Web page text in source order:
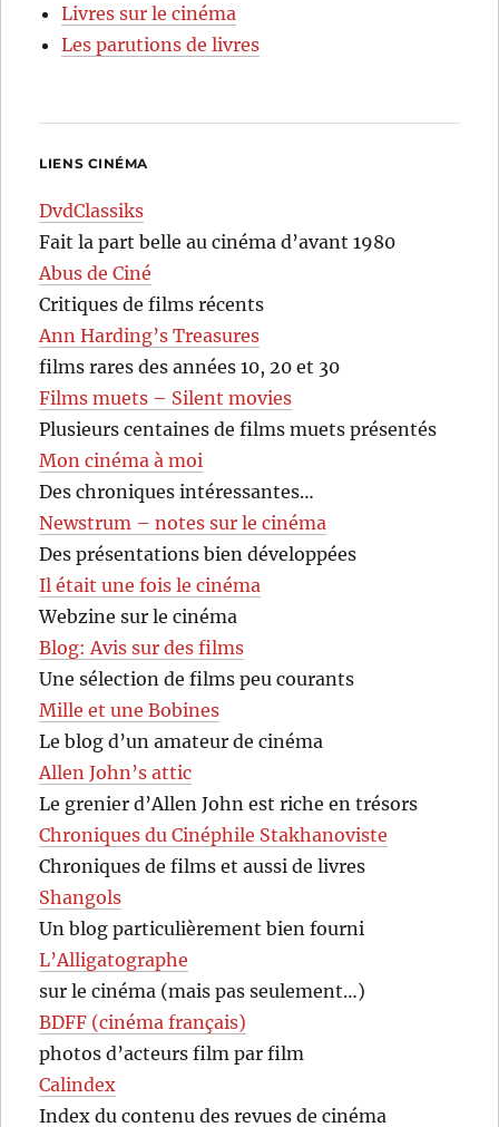
Livres sur le cinéma
Les parutions de livres
LIENS CINÉMA
DvdClassiks
Fait la part belle au cinéma d’avant 1980
Abus de Ciné
Critiques de films récents
Ann Harding’s Treasures
films rares des années 10, 20 et 30
Films muets – Silent movies
Plusieurs centaines de films muets présentés
Mon cinéma à moi
Des chroniques intéressantes…
Newstrum – notes sur le cinéma
Des présentations bien développées
Il était une fois le cinéma
Webzine sur le cinéma
Blog: Avis sur des films
Une sélection de films peu courants
Mille et une Bobines
Le blog d’un amateur de cinéma
Allen John’s attic
Le grenier d’Allen John est riche en trésors
Chroniques du Cinéphile Stakhanoviste
Chroniques de films et aussi de livres
Shangols
Un blog particulièrement bien fourni
L’Alligatographe
sur le cinéma (mais pas seulement…)
BDFF (cinéma français)
photos d’acteurs film par film
Calindex
Index du contenu des revues de cinéma